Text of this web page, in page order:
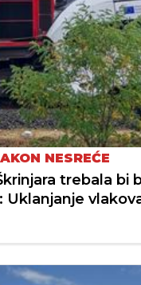
NESREĆE
trebala bi
Uklanjanje